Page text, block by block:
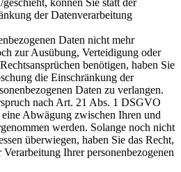
der Datenverarbeitung
Daten nicht mehr
zur Ausübung, Verteidigung oder
benötigen, haben Sie
die Einschränkung der
Daten zu verlangen.
nach Art. 21 Abs. 1 DSGVO
eine Abwägung zwischen Ihren und
werden. Solange noch nicht
überwiegen, haben Sie das Recht,
Ihrer personenbezogenen